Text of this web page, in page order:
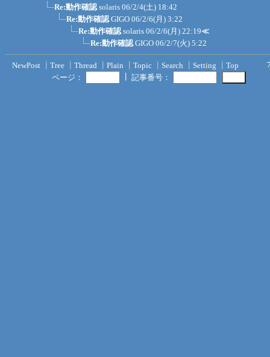
Re:動作確認 solaris 06/2/4(土) 18:42
Re:動作確認 GIGO 06/2/6(月) 3:22
Re:動作確認 solaris 06/2/6(月) 22:19≪
Re:動作確認 GIGO 06/2/7(火) 5:22
NewPost Tree Thread Plain Topic Search Setting Top
ページ：
記事番号：